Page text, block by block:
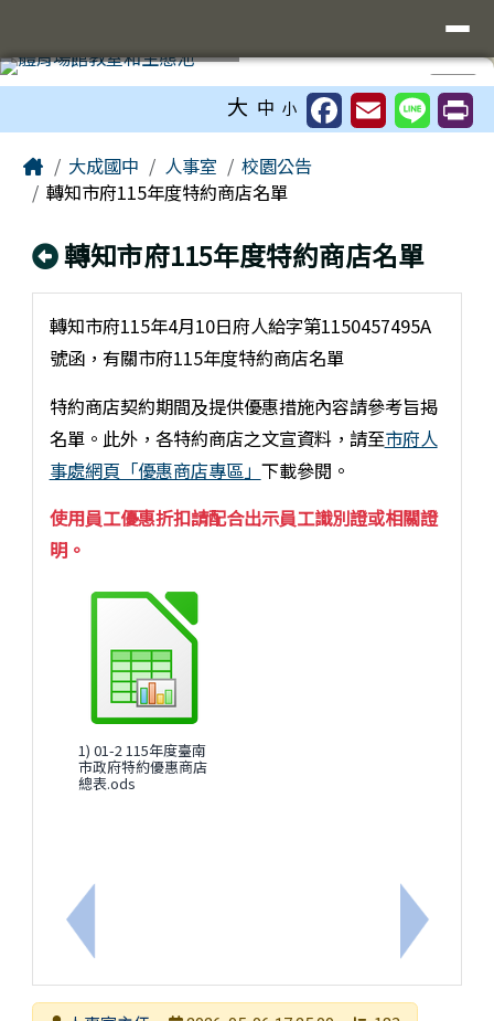
⏸
大 中 小
Home大成國中 人事室
校園公告
轉知市府115年度特約商店名單
回上頁
轉知市府115年度特約商店名單
上一筆：轉知115年度教師心理諮商服務訊息
轉知市府115年4月10日府人給字第1150457495A
號函，有關市府115年度特約商店名單
特約商店契約期間及提供優惠措施內容請參考旨揭
名單。此外，各特約商店之文宣資料，請至市府人
事處網頁「優惠商店專區」 下載參閱。
使用員工優惠折扣請配合出示員工識別證或相關證
明。
1) 01-2 115年度臺南
市政府特約優惠商店
總表.ods
下一筆：